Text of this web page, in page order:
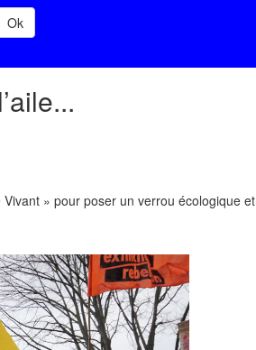
Ok
» pour poser un verrou écologique et